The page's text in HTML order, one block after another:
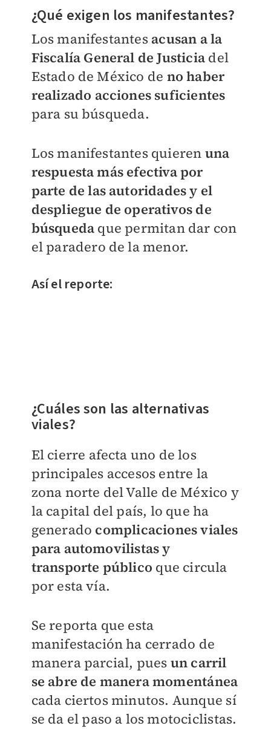
¿Qué exigen los manifestantes?
Los manifestantesacusan a la
Fiscalía General de Justicia del
Estado de México de no haber
realizado acciones suficientes
para su búsqueda.
Los manifestantes quieren una
respuesta más efectiva por
parte de las autoridades y el
despliegue de operativos de
búsqueda que permitan dar con
el paradero de la menor.
Así el reporte:
¿Cuáles son las alternativas
viales?
El cierre afecta uno de los
principales accesos entre la
zona norte del Valle de México y
la capital del país, lo que ha
generado complicaciones viales
para automovilistas y
transporte público que circula
por esta vía.
Se reporta que esta
manifestación ha cerrado de
manera parcial, pues un carril
se abre de manera momentánea
cada ciertos minutos. Aunque sí
se da el paso a los motociclistas.